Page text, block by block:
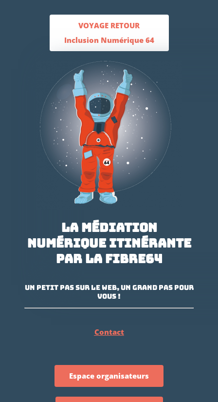
VOYAGE RETOUR
Inclusion Numérique 64
La médiation
numérique itinérante
par La Fibre64
Un petit pas sur le Web, un grand pas pour
vous !
Contact
Espace organisateurs